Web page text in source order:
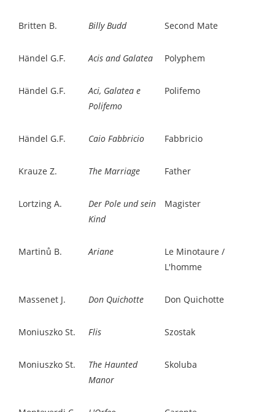
Britten B. Billy Budd Second Mate
Händel G.F. Acis and Galatea Polyphem
Händel G.F.
Aci, Galatea e
Polifemo
Polifemo
Händel G.F. Caio Fabbricio Fabbricio
Krauze Z. The Marriage Father
Lortzing A.
Der Pole und sein
Kind
Magister
Martinů B. Ariane
Le Minotaure /
L'homme
Massenet J. Don Quichotte Don Quichotte
Moniuszko St. Flis Szostak
Moniuszko St.
The Haunted
Manor
Skoluba